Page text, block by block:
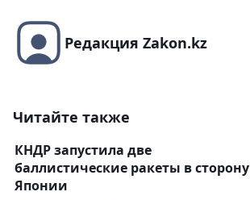
Редакция Zakon.kz
Читайте также
КНДР запустила две
баллистические ракеты в сторону
Японии